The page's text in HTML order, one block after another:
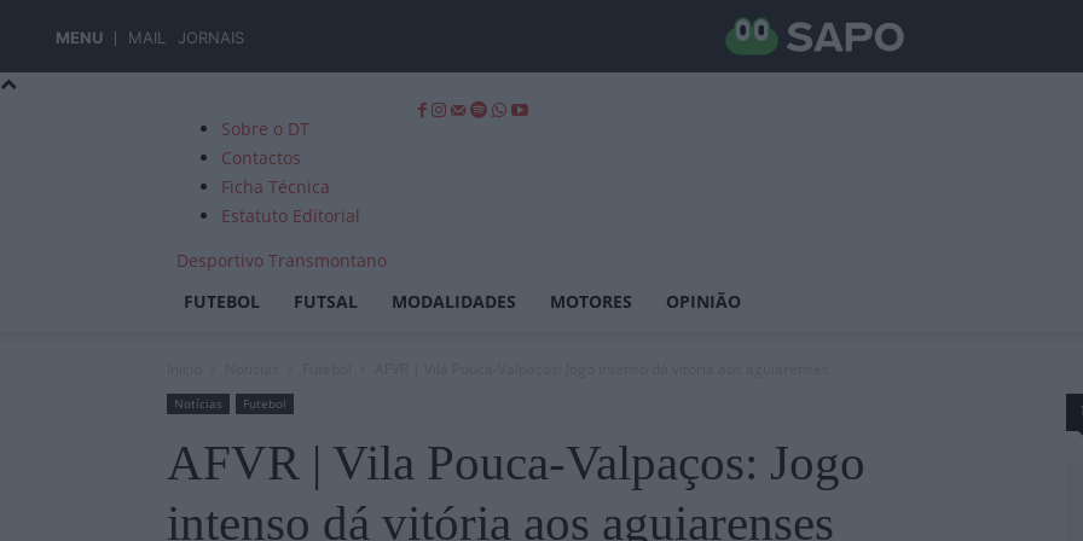
MENU MAIL JORNAIS
Sobre o DT
Contactos
Ficha Técnica
Estatuto Editorial
Desportivo Transmontano
FUTEBOL
FUTSAL MODALIDADES MOTORES OPINIÃO
Notícias Futebol
AFVR | Vila Pouca-Valpaços: Jogo
intenso dá vitória aos aguiarenses